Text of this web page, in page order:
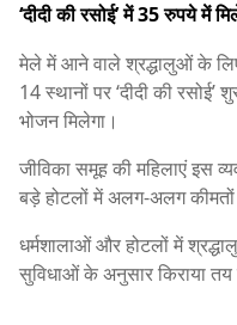
‘दीदी की रसोई’ में 35 रुपये में
मेले में आने वाले श्रद्धालुओं के
14 स्थानों पर ‘दीदी की
भोजन मिलेगा।
जीविका समूह की महिलाएं इस
बड़े होटलों में अलग-अलग कीमतों
धर्मशालाओं और होटलों में
सुविधाओं के अनुसार किराया तय